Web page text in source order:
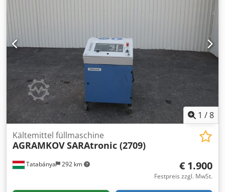
1 /8
Tatabánya 292 km
Kältemittel füllmaschine
AGRAMKOVSARAtronic (2709)
€ 1.900
Festpreis zzgl. MwSt.